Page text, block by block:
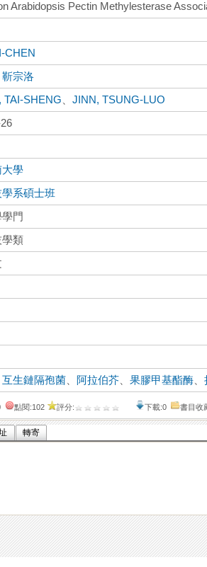
Arabidopsis Pectin Methylesterase
CHEN
靳宗洛
TAI-SHENG 、JINN, TSUNG-LUO
大學
系碩士班
門
學類
互生鏈隔孢菌 阿拉伯芥 、果膠甲基酯酶 、
點閱:102 評分: 下載:0 書目收
轉寄